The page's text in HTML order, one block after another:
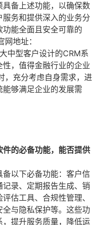
备上述功能，以确保数
务和提供深入的业务分
能全面且安全可靠的
地址：
中型客户设计的CRM系
，值得金融行业的企业
，充分考虑自身需求，进
够满足企业的发展需
的必备功能，能否提供
以下必备功能：客户信
录、定期报告生成、销
估工具、合规性管理、
与隐私保护等。这些功
提升服务质量，降低运